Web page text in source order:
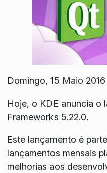
Domingo, 15 Maio 2016
Hoje, o KDE anuncia o
Frameworks 5.22.0.
Este lançamento é
lançamentos mensais
melhorias aos